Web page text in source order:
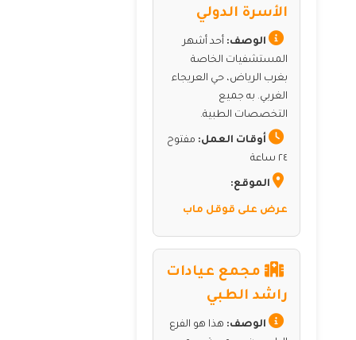
الأسرة الدولي
الوصف: أحد أشهر
المستشفيات الخاصة
بغرب الرياض، حي العريجاء
الغربي. به جميع
التخصصات الطبية.
أوقات العمل: مفتوح
٢٤ ساعة
الموقع:
عرض على قوقل ماب
مجمع عيادات
راشد الطبي
الوصف: هذا هو الفرع